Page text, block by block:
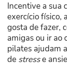
Incentive a sua
exercício físico,
gosta de fazer,
amigas ou ir ao
pilates ajudam
de stresse